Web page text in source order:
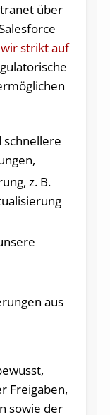
über
strikt auf
schnellere
z. B.
aus
Freigaben,
sowie der